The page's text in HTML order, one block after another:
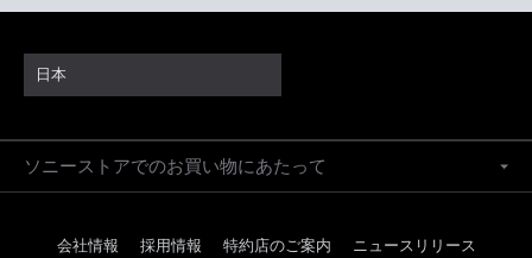
日本
ソニーストアでのお買い物にあたって
会社情報 採用情報 特約店のご案内 ニュースリリース